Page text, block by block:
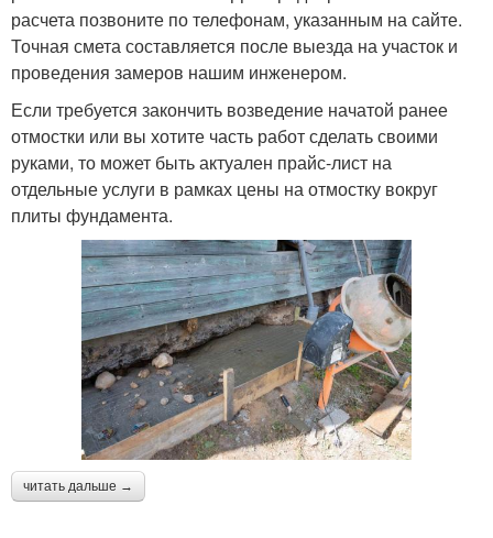
расчета позвоните по телефонам, указанным на сайте.
Точная смета составляется после выезда на участок и
проведения замеров нашим инженером.
Если требуется закончить возведение начатой ранее
отмостки или вы хотите часть работ сделать своими
руками, то может быть актуален прайс-лист на
отдельные услуги в рамках цены на отмостку вокруг
плиты фундамента.
читать дальше →